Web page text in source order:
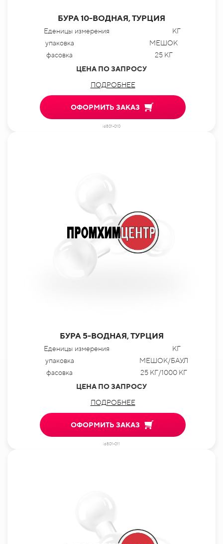
БУРА 10-ВОДНАЯ, ТУРЦИЯ
Еденицы измерения
КГ
упаковка
МЕШОК
фасовка
25 КГ
ЦЕНА ПО ЗАПРОСУ
ПОДРОБНЕЕ
ОФОРМИТЬ ЗАКАЗ
id801-010
БУРА 5-ВОДНАЯ, ТУРЦИЯ
Еденицы измерения
КГ
упаковка
МЕШОК/БАУЛ
фасовка
25 КГ/1000 КГ
ЦЕНА ПО ЗАПРОСУ
ПОДРОБНЕЕ
ОФОРМИТЬ ЗАКАЗ
id801-011